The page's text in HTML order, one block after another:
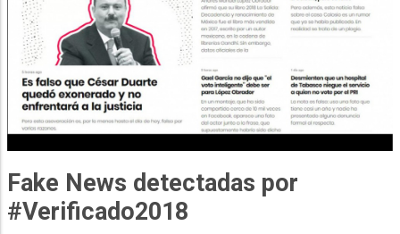
Fake News detectadas por
#Verificado2018